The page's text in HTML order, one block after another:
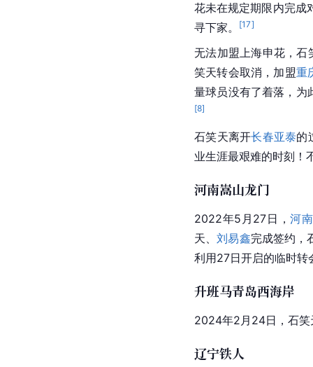
花未在规定期限内完成
寻下家。
[17]
无法加盟上海申花 ，
笑天转会取消，加盟重
量球员没有了着落，为
[8]
石笑天离开长春亚泰的
业生涯最艰难的时刻！
河南嵩山龙门
2022年5月27日，河南
天、刘易鑫完成签约，
利用27日开启的临时转
升班马青岛西海岸
2024年2月24日，石笑
辽宁铁人